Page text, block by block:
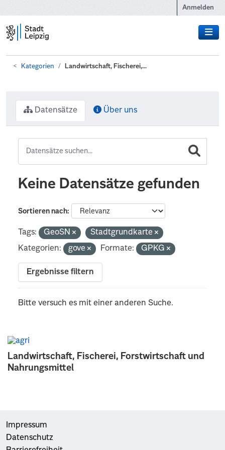
Anmelden
Kategorien Landwirtschaft, Fischerei,...
Landwirtschaft, Fischerei, Forstwirtschaft und
Nahrungsmittel
Datensätze Über uns
Keine Datensätze gefunden
Sortieren nach
Tags: GeoSN
Stadtgrundkarte
Kategorien:
gove Formate: GPKG
Ergebnisse filtern
Bitte versuch es mit einer anderen Suche.
Impressum
Datenschutz